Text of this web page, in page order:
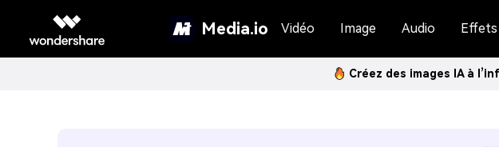
Media.io Vidéo Image Audio
Créez des images IA à